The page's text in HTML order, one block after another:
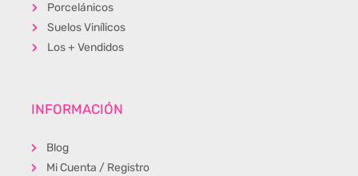
Porcelánicos
Suelos Vinílicos
Los + Vendidos
INFORMACIÓN
Blog
Mi Cuenta / Registro